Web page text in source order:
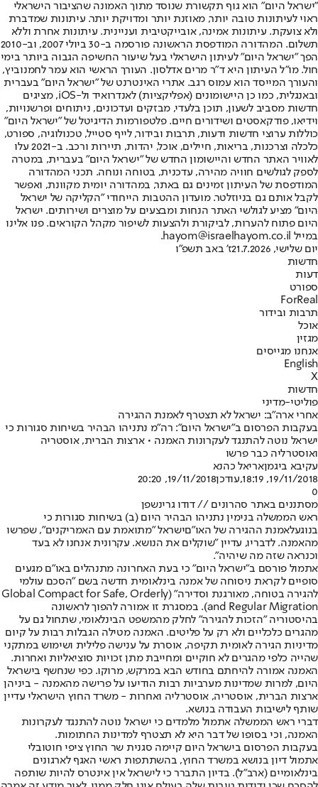
"ישראל היום" הוא גוף תקשורת שנוסד מתוך האמונה שהציבור הישראלי
ראוי לעיתונות טובה יותר, מאוזנת יותר ומדויקת יותר. עיתונות שמדברת
ולא צועקת. עיתונות אמינה, אובייקטיבית ועניינית. עיתונות אחרת וללא
תשלום. המהדורה המודפסת הראשונה פורסמה ב-30 ביולי 2007, וב-2010
הפך "ישראל היום" לעיתון הישראלי בעל שיעור החשיפה הגבוה ביותר בימי
חול. מו"ל העיתון היא ד"ר מרים אדלסון. העורך הראשי הוא עמר לחמנוביץ,
והעורך המייסד הוא עמוס רגב. אתרי האינטרנט של "ישראל היום" בעברית
ובאנגלית, כמו כן היישומונים (אפליקציות) לאנדרואיד ול-iOS, מציגים
חדשות מסביב לשעון, תוכן בלעדי, מבזקים ועדכונים, ניתוחים ופרשנויות,
וידיאו, פודקאסטים ושידורים חיים. פלטפורמות הדיגיטל של "ישראל היום"
כוללות ערוצי חדשות ודעות, תרבות ובידור, לייף סטייל, טכנולוגיה, ספורט,
כלכלה וצרכנות, בריאות, חיילים, אוכל, יהדות, תיירות ורכב. ב-2021 עלו
לאוויר האתר החדש והיישומון החדש של "ישראל היום" בעברית, במטרה
לספק לגולשים חוויה מהירה, עדכנית, בטוחה ונוחה. תכני המהדורה
המודפסת של העיתון זמינים גם באתר, במהדורה יומית מקוונת, ואפשר
לקבל אותם גם בניוזלטר. מועדון ההטבות הייחודי "הקליקה של ישראל
היום" מציע לגולשי האתר הנחות ומבצעים על מוצרים ושירותים. ישראל
היום פתוח להערות, לביקורת ולהצעות לשיפור מקהל הקוראים. פנו אלינו
במייל hayom@israelhayom.co.il.
יום שלישי, 21.7.2026
ז' באב תשפ"ו
חדשות
דעות
ספורט
ForReal
תרבות ובידור
אוכל
מגזין
אנחנו מגייסים
English
X
חדשות
פוליטי-מדיני
אחרי ארה"ב: ישראל לא תצטרף לאמנת ההגירה
בעקבות הפרסום ב"ישראל היום": רה"מ נתניהו הבהיר בשיחות סגורות כי
ישראל נוטה להתנגד לעקרונות האמנה • ארצות הברית, אוסטריה
ואוסטרליה כבר פרשו
עקיבא ביגמןאריאל כהנא
19/11/2018, 18:19
,עודכן19/11/2018, 20:20
0
מסתננים באתר סהרונים // דודו גרינשפן
ראש הממשלה בנימין נתניהו הבהיר היום (ב) בשיחות סגורות כי
בנוגעלאמנת ההגירה של האו"םישראל "מתואמת עם האמריקנים", שפרשו
מהאמנה. לדבריו, עדיין "שוקלים את הנושא. עקרונית אנחנו לא בעד
וכנראה שזה מה שיהיה".
אתמול פורסם ב"ישראל היום" כי בעת האחרונה מתנהלים באו"ם מגעים
סופיים לקראת ניסוחה של אמנה בינלאומית חדשה בשם "הסכם עולמי
להגירה בטוחה, מאורגנת וסדירה" (Global Compact for Safe, Orderly
and Regular Migration). במסגרת זו אמורה להפוך לראשונה
בהיסטוריה "הזכות להגירה" לחלק מהמשפט הבינלאומי, שתחול גם על
מהגרים כלכליים ולא רק על פליטים. האמנה מטילה הגבלות רבות על קיום
מדיניות הגירה לאומית תקיפה, אוסרת על ענישה פלילית ושימוש במתקני
שהייה כלפי מהגרים לא חוקיים ומחייבת מתן זכויות סוציאליות ואחרות.
האמנה אמורה להיחתם בחודש הבא במרקש, מרוקו. כפי שנחשף בישראל
היום, למרות שמדינות מערביות רבות הודיעו על פרישה מהאמנה - ביניהן
ארצות הברית, אוסטריה, אוסטרליה ואחרות - משרד החוץ הישראלי עדיין
שותף לישיבות העבודה בנושא.
דברי ראש הממשלה אתמול מלמדים כי ישראל נוטה להתנגד לעקרונות
האמנה, וכי בסופו של דבר היא לא תצטרף למדינות החתומות.
בעקבות הפרסום בישראל היום קיימה סגנית שר החוץ ציפי חוטובלי
אתמול דיון בנושא במשרד החוץ, בהשתתפות ראשי האגף לארגונים
בינלאומיים (ארב"ל). בדיון התברר כי לישראל אין אינטרס להיות שותפה